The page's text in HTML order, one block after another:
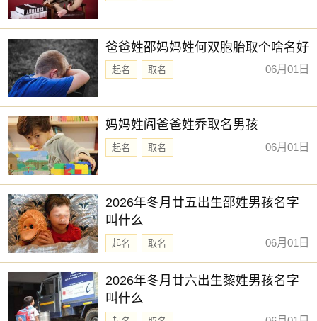
爸爸姓邵妈妈姓何双胞胎取个啥名好
起名 取名 06月01日
妈妈姓阎爸爸姓乔取名男孩
起名 取名 06月01日
2026年冬月廿五出生邵姓男孩名字
叫什么
起名 取名 06月01日
2026年冬月廿六出生黎姓男孩名字
叫什么